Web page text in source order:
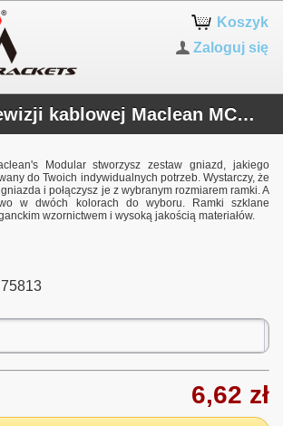
Koszyk
Zaloguj się
Gniazdo telewizji kablowej Maclean MCE726W
Modular stworzysz zestaw gniazd, jakiego
do Twoich indywidualnych potrzeb. Wystarczy, że
i połączysz je z wybranym rozmiarem ramki. A
w dwóch kolorach do wyboru. Ramki szklane
wzornictwem i wysoką jakością materiałów.
75813
6,62 zł